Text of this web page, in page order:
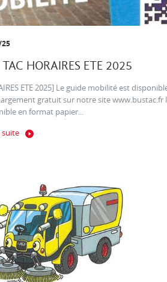
25
TAC HORAIRES ETE 2025
ETE 2025] Le guide mobilité est
gratuit sur notre site www.bustac.fr
en format papier...
suite